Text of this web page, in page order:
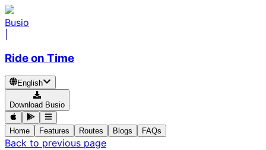
Busio
Ride on Time
English
Download Busio
Home Features Routes Blogs FAQs
Back to previous page